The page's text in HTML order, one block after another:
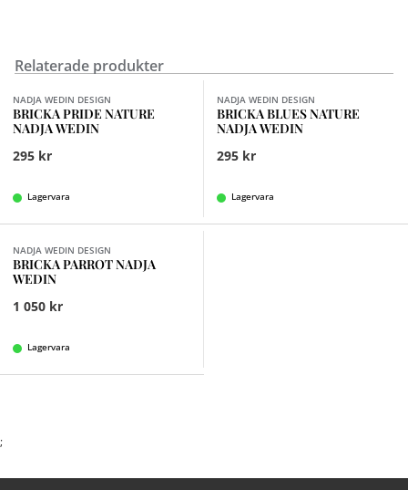
Relaterade produkter
Finns i fler val (3)
NADJA WEDIN DESIGN
BRICKA PRIDE NATURE
NADJA WEDIN
295 kr
Lagervara
NADJA WEDIN DESIGN
BRICKA BLUES NATURE
NADJA WEDIN
295 kr
Lagervara
NADJA WEDIN DESIGN
BRICKA PARROT NADJA
WEDIN
1 050 kr
Lagervara
;